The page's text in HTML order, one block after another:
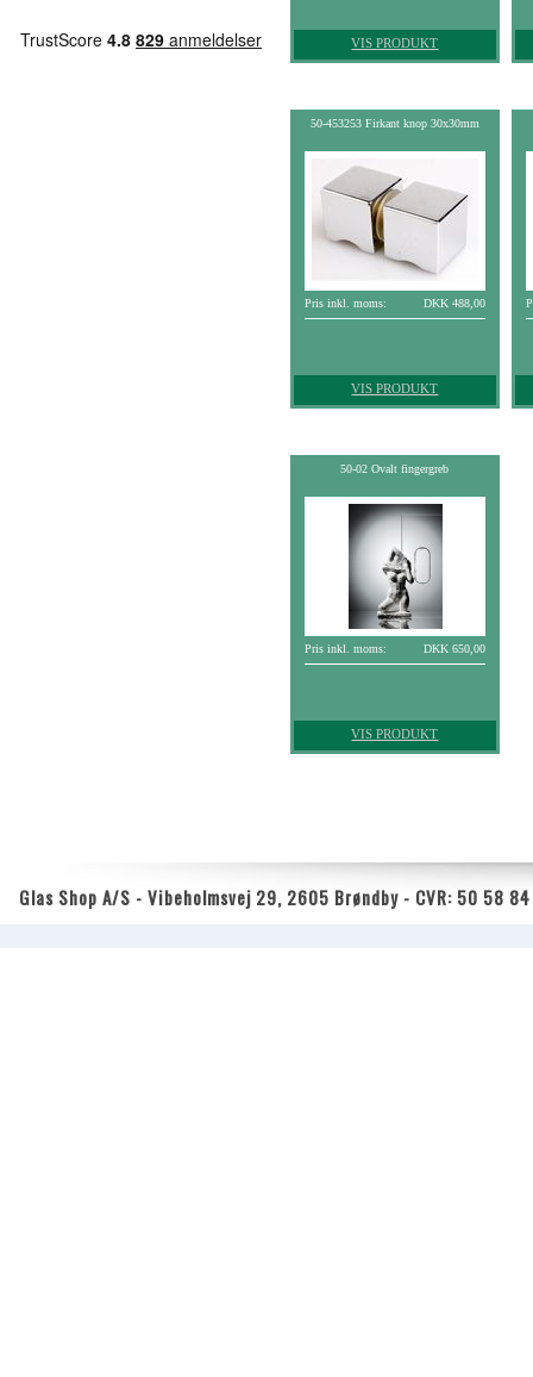
VIS PRODUKT
50-453253 Firkant knop 30x30mm
Pris inkl. moms: DKK 488,00
VIS PRODUKT
50-02 Ovalt fingergreb
Pris inkl. moms: DKK 650,00
VIS PRODUKT
Glas Shop A/S - Vibeholmsvej 29, 2605 Brøndby - CVR: 50 58